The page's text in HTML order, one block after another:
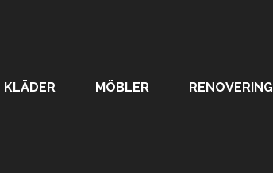
KLÄDER MÖBLER RENOVERING